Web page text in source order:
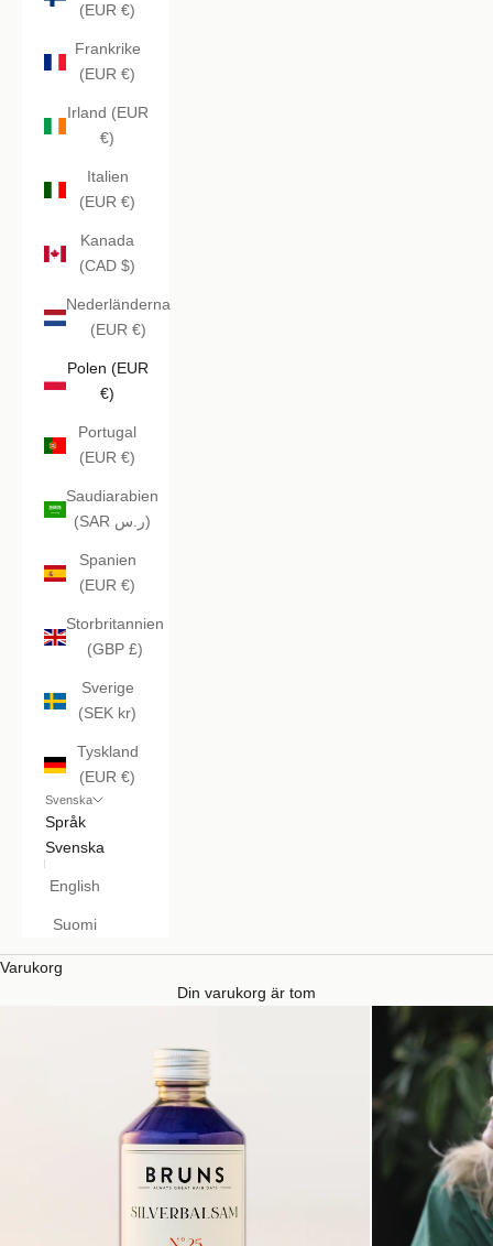
(EUR €)
Frankrike
(EUR €)
Irland (EUR
€)
Italien
(EUR €)
Kanada
(CAD $)
Nederländerna
(EUR €)
Polen (EUR
€)
Portugal
(EUR €)
Saudiarabien
(SAR ر.س)
Spanien
(EUR €)
Storbritannien
(GBP £)
Sverige
(SEK kr)
Tyskland
(EUR €)
Svenska
Språk
Svenska
English
Suomi
Varukorg
Din varukorg är tom